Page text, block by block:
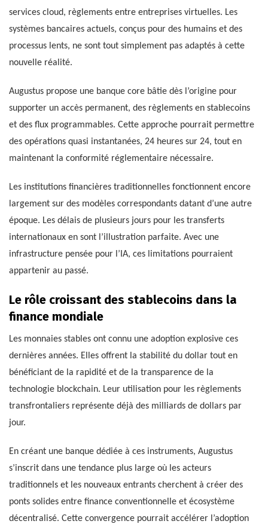
services cloud, règlements entre entreprises virtuelles. Les
systèmes bancaires actuels, conçus pour des humains et des
processus lents, ne sont tout simplement pas adaptés à cette
nouvelle réalité.
Augustus propose une banque core bâtie dès l’origine pour
supporter un accès permanent, des règlements en stablecoins
et des flux programmables. Cette approche pourrait permettre
des opérations quasi instantanées, 24 heures sur 24, tout en
maintenant la conformité réglementaire nécessaire.
Les institutions financières traditionnelles fonctionnent encore
largement sur des modèles correspondants datant d’une autre
époque. Les délais de plusieurs jours pour les transferts
internationaux en sont l’illustration parfaite. Avec une
infrastructure pensée pour l’IA, ces limitations pourraient
appartenir au passé.
Le rôle croissant des stablecoins dans la
finance mondiale
Les monnaies stables ont connu une adoption explosive ces
dernières années. Elles offrent la stabilité du dollar tout en
bénéficiant de la rapidité et de la transparence de la
technologie blockchain. Leur utilisation pour les règlements
transfrontaliers représente déjà des milliards de dollars par
jour.
En créant une banque dédiée à ces instruments, Augustus
s’inscrit dans une tendance plus large où les acteurs
traditionnels et les nouveaux entrants cherchent à créer des
ponts solides entre finance conventionnelle et écosystème
décentralisé. Cette convergence pourrait accélérer l’adoption